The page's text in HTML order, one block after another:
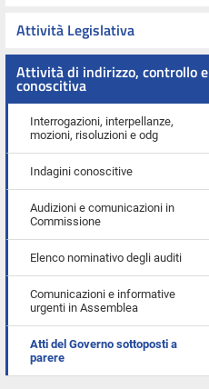
Attività Legislativa
Attività di indirizzo, controllo e
conoscitiva
Interrogazioni, interpellanze,
mozioni, risoluzioni e odg
Indagini conoscitive
Audizioni e comunicazioni in
Commissione
Elenco nominativo degli auditi
Comunicazioni e informative
urgenti in Assemblea
Atti del Governo sottoposti a
parere